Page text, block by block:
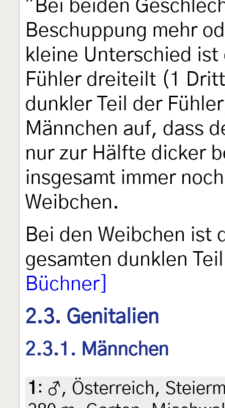
"Bei beiden
Beschuppung mehr
kleine Unterschied ist
Fühler dreiteilt (1
dunkler Teil der
Männchen auf, dass
nur zur Hälfte dicker
insgesamt immer
Weibchen.
Bei den Weibchen ist
gesamten dunklen
Büchner]
2.3. Genitalien
2.3.1. Männchen
1 : ♂, Österreich,